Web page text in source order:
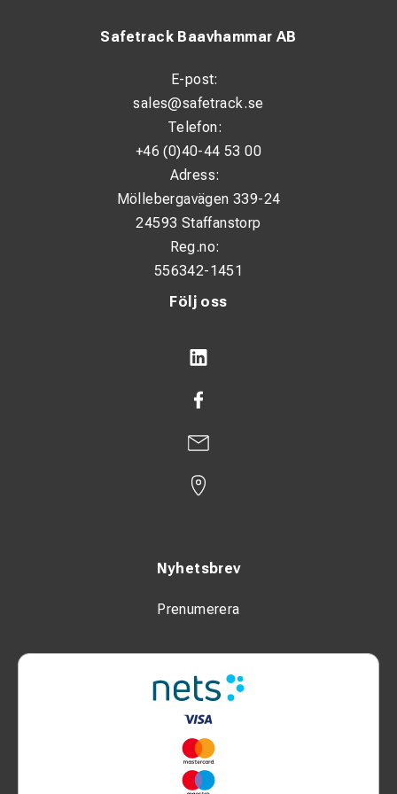
Ljudnivå vid användaren (dB(A)): 74.0
Garanterad övre ljudnivå (dB(A)): 91.0
Storlek, LxBxH: 658 x 482 x 570 mm (inkl. hjul)
Följ oss
Nyhetsbrev
Prenumerera
Safetrack Baavhammar AB
E-post:
sales@safetrack.se
Telefon:
+46 (0)40-44 53 00
Adress:
Möllebergavägen 339-24
24593 Staffanstorp
Reg.no:
556342-1451